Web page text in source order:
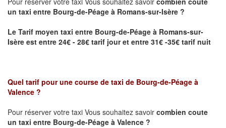
un taxi entre Bourg-de-Péage à Romans-sur-Isère ?
Le Tarif moyen taxi entre Bourg-de-Péage à Romans-sur-
Isère est entre 24€ - 28€ tarif jour et entre 31€ -35€ tarif nuit
Quel tarif pour une course de taxi de Bourg-de-Péage à
Valence ?
Pour réserver votre taxi Vous souhaitez savoir combien coute
un taxi entre Bourg-de-Péage à Valence ?